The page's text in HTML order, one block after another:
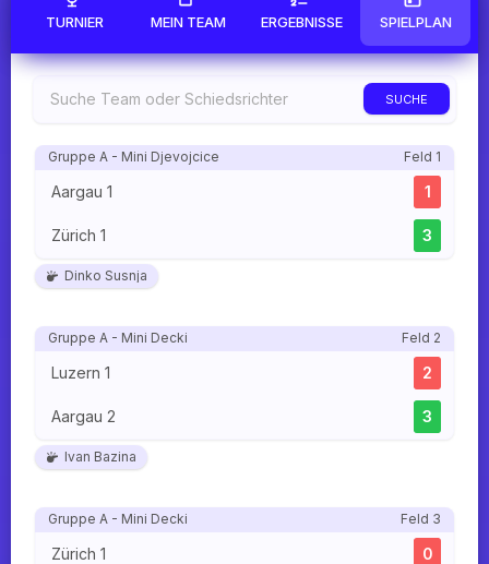
TURNIER MEIN TEAM ERGEBNISSE SPIELPLAN
SUCHE
Gruppe A - Mini Djevojcice Feld 1
Aargau 1 1
Zürich 1 3
Dinko Susnja
Gruppe A - Mini Decki Feld 2
Luzern 1 2
Aargau 2 3
Ivan Bazina
Gruppe A - Mini Decki Feld 3
Zürich 1 0